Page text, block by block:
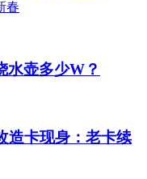
水壶多少W？
造卡现身：老卡续